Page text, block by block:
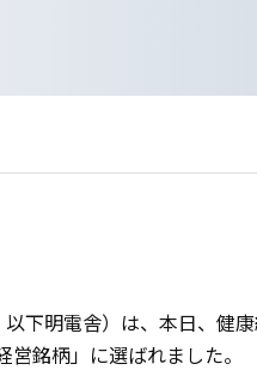
下明電舎）は、本日、健
銘柄」に選ばれました。